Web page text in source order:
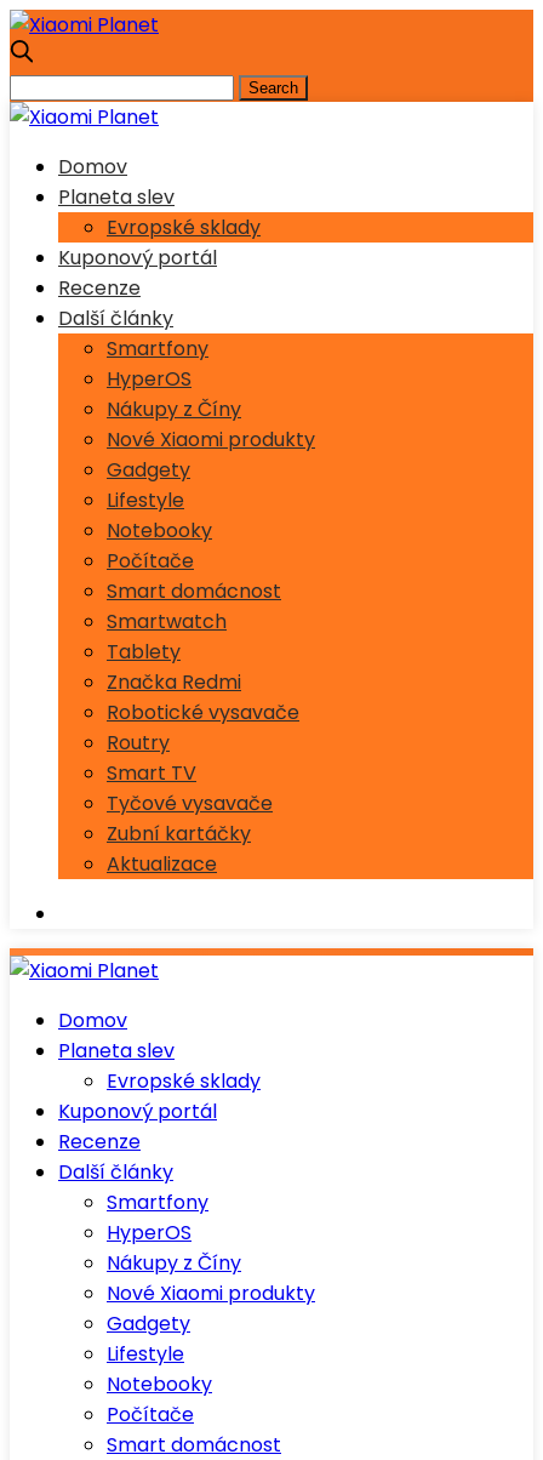
Domov
Planeta slev
Evropské sklady
Kuponový portál
Recenze
Další články
Smartfony
HyperOS
Nákupy z Číny
Nové Xiaomi produkty
Gadgety
Lifestyle
Notebooky
Počítače
Smart domácnost
Smartwatch
Tablety
Značka Redmi
Robotické vysavače
Routry
Smart TV
Tyčové vysavače
Zubní kartáčky
Aktualizace
Domov
Planeta slev
Evropské sklady
Kuponový portál
Recenze
Další články
Smartfony
HyperOS
Nákupy z Číny
Nové Xiaomi produkty
Gadgety
Lifestyle
Notebooky
Počítače
Smart domácnost